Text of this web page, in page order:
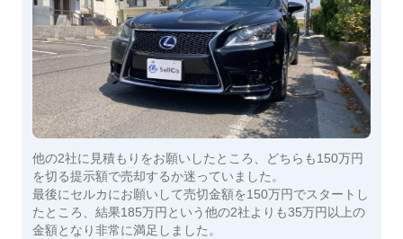
他の2社に見積もりをお願いしたところ、どちらも150万円
を切る提示額で売却するか迷っていました。
最後にセルカにお願いして売切金額を150万円でスタートし
たところ、結果185万円という他の2社よりも35万円以上の
金額となり非常に満足しました。